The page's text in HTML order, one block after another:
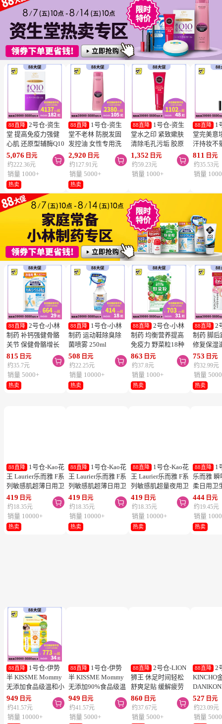
88直降 2号仓-资生
堂 提高免疫力强健
心肌 还原型辅酶Q10
胶囊白金版 60粒
SHISEIDO 美容养颜
补元气抗衰 维护心
血管健康
5,076 日元
约222.36元

销量 1000+
热卖
88直降
1号仓-资生
堂不老林 防脱发固
发控油 女性专用洗
发水 240ml
SHISEIDO SERUM
NOIR 促进血液循环
去除污垢皮脂
2,920 日元
约127.91元

销量 5000+
热卖
88直降
1号仓-资生
堂水之印 紧致嫰肤
清除毛孔污垢 胶原
蛋白洗面奶 130g
SHISEIDO
AQUALABEL 温和
1,352 日元
约59.23元

销量 1000+
88直降
1
堂完美意
汗持妆不
旋转眉笔
棕色
SHISEIDO
811 日元
约35.53元
销量
88直降 2号仓-小林
制药 补钙强健骨骼
关节 保健骨骼增长
钙镁片 240粒
815 日元
约35.7元

销量 5000+
热卖
88直降
1号仓-小林
制药 运动鞋除臭除
菌喷雾 250ml
508 日元
约22.25元

销量 10000+
热卖
88直降 2号仓-小林
制药 均衡营养提高
免疫力 野菜粒18种
蔬菜浓缩纤维素 150
粒 防止便秘促进毒
素排泄
863 日元
约37.8元

销量 1000+
热卖
88直降
2
制药 脚后
修复保湿
足膏 30g
753 日元
约32.99元
销量
热卖
88直降
1号仓-Kao花
王 Laurier乐而雅 F系
列敏感肌超薄日用卫
生巾 有护翼 25cm17
片
419 日元
约18.35元

销量 10000+
热卖
88直降
1号仓-Kao花
王 Laurier乐而雅 F系
列敏感肌超薄日用卫
生巾 有护翼 22.5cm
20片
419 日元
约18.35元

销量 10000+
热卖
88直降
1号仓-Kao花
王 Laurier乐而雅 F系
列敏感肌超量夜用卫
生巾 有护翼 40cm 7
片
419 日元
约18.35元

销量 10000+
热卖
88直降
1
乐而雅
柔日用卫
翼
列零触感
444 日元
约19.45元
销量
热卖
88直降
1号仓-伊势
半 KISSME Mommy
无添加食品级温和小
熊防晒霜 儿童防晒
霜 SPF50+ PA++++
50g
949 日元
约41.57元

销量 10000+
88直降
1号仓-伊势
半 KISSME Mommy
无添加90%食品级温
和小熊防晒啫喱 儿
童防晒霜 SPF33／
PA+++ 100g
949 日元
约41.57元

销量 5000+
88直降 2号仓-LION
狮王 休足时间轻松
舒爽足贴 缓解疲劳
18片
860 日元
约37.67元

销量 5000+
88直降
2
KINCHO
被褥用清
2个装
527 日元
约23.09元
销量